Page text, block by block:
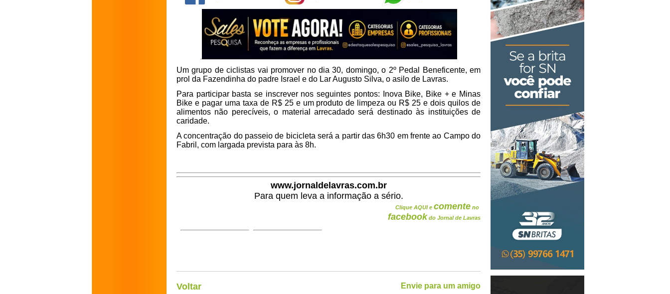
Um grupo de ciclistas vai promover no dia 30, domingo, o 2º Pedal Beneficente, em
prol da Fazendinha do padre Israel e do Lar Augusto Silva, o asilo de Lavras.
Para participar basta se inscrever nos seguintes pontos: Inova Bike, Bike + e Minas
Bike e pagar uma taxa de R$ 25 e um produto de limpeza ou R$ 25 e dois quilos de
alimentos não perecíveis, o material arrecadado será destinado às instituições de
caridade.
A concentração do passeio de bicicleta será a partir das 6h30 em frente ao Campo do
Fabril, com largada prevista para às 8h.
www.jornaldelavras.com.br
Para quem leva a informação a sério.
Clique AQUI e comente no
facebook do Jornal de Lavras
Voltar Envie para um amigo